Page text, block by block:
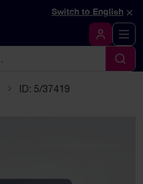
av denna sidaSwitch to English ×
Logga in
Sök
ID: 5/37419